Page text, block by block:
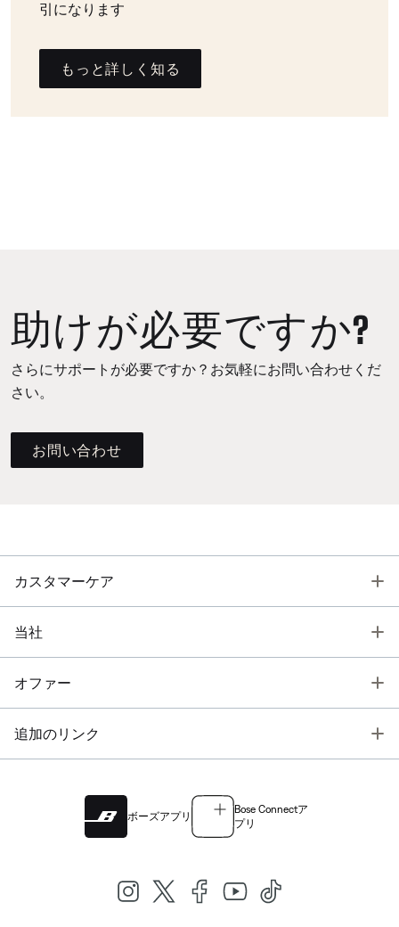
引になります
もっと詳しく知る
助けが必要ですか?
さらにサポートが必要ですか？お気軽にお問い合わせくだ
さい。
お問い合わせ
カスタマーケア
当社
オファー
追加のリンク
ボーズアプリ
Bose Connectア
プリ